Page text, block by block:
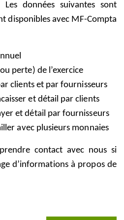
données suivantes sont
disponibles avec MF-Compta
perte) de l’exercice
clients et par fournisseurs
et détail par clients
et détail par fournisseurs
avec plusieurs monnaies
contact avec nous si
d’informations à propos de